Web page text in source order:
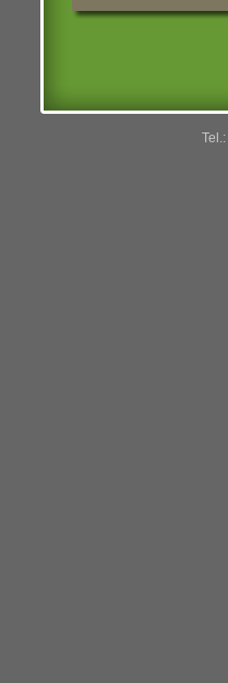
Tel.: